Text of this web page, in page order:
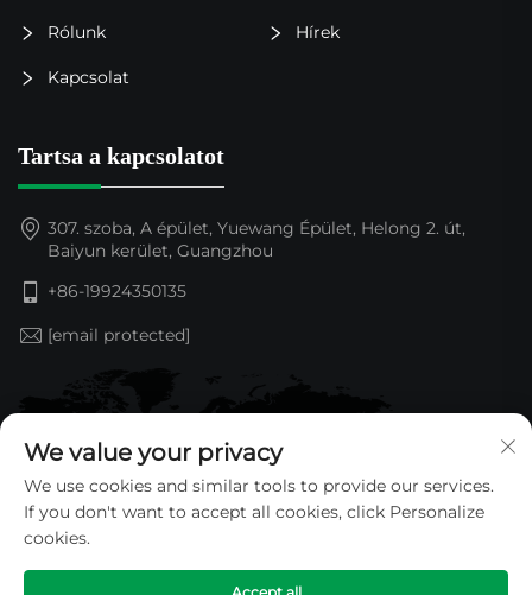
Rólunk Hírek
Kapcsolat
Tartsa a kapcsolatot
307. szoba, A épület, Yuewang Épület, Helong 2. út,
Baiyun kerület, Guangzhou
+86-19924350135
[email protected]
We value your privacy
We use cookies and similar tools to provide our services.
If you don't want to accept all cookies, click Personalize
cookies.